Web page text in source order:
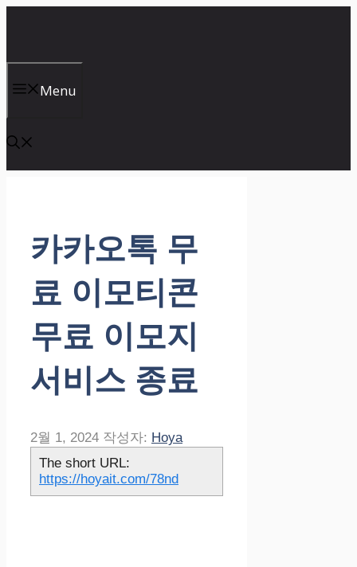
건
기
Menu
카카오톡 무
료 이모티콘
무료 이모지
서비스 종료
2월 1, 2024 작성자: Hoya
The short URL:
https://hoyait.com/78nd